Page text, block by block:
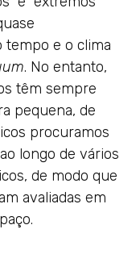
tempo e o clima
. No entanto,
têm sempre
pequena, de
procuramos
longo de vários
de modo que
avaliadas em